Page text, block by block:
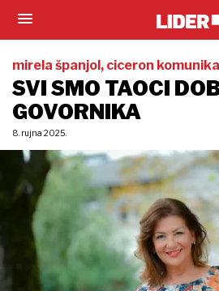
mirela španjol, ciceron
SVI SMO TAOCI
GOVORNIKA
8. rujna 2025.